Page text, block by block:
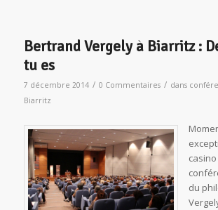
Bertrand Vergely à Biarritz :
tu es
7 décembre 2014 / 0 Commentaires / dans
Biarritz
du